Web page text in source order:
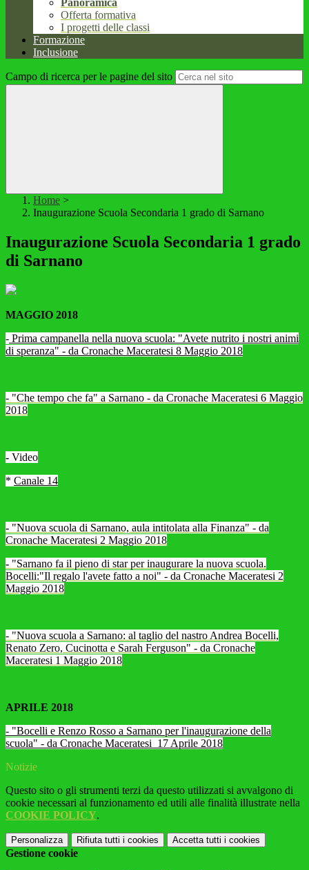
Panoramica
Offerta formativa
I progetti delle classi
Formazione
Inclusione
Campo di ricerca per le pagine del sito
Home >
Inaugurazione Scuola Secondaria 1 grado di Sarnano
Inaugurazione Scuola Secondaria 1 grado
di Sarnano
MAGGIO 2018
- Prima campanella nella nuova scuola: "Avete nutrito i nostri animi
di speranza" - da Cronache Maceratesi 8 Maggio 2018
- "Che tempo che fa" a Sarnano - da Cronache Maceratesi 6 Maggio
2018
- Video
* Canale 14
- "Nuova scuola di Sarnano, aula intitolata alla Finanza" - da
Cronache Maceratesi 2 Maggio 2018
- "Sarnano fa il pieno di star per inaugurare la nuova scuola.
Bocelli:"Il regalo l'avete fatto a noi" - da Cronache Maceratesi 2
Maggio 2018
- "Nuova scuola a Sarnano: al taglio del nastro Andrea Bocelli,
Renato Zero, Cucinotta e Sarah Ferguson" - da Cronache
Maceratesi 1 Maggio 2018
APRILE 2018
- "Bocelli e Renzo Rosso a Sarnano per l'inaugurazione della
scuola" - da Cronache Maceratesi 17 Aprile 2018
Notizie
Questo sito o gli strumenti terzi da questo utilizzati si avvalgono di
cookie necessari al funzionamento ed utili alle finalità illustrate nella
COOKIE POLICY.
Personalizza Rifiuta tutti i cookies Accetta tutti i cookies
Gestione cookie